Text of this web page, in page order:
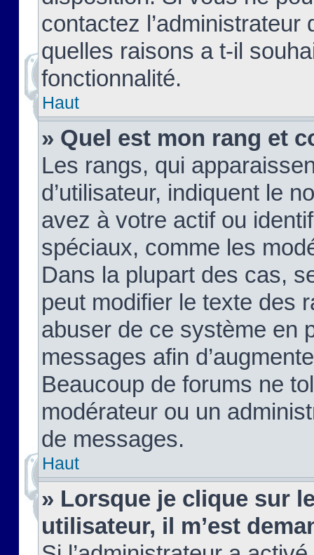
contactez
quelles raisons a t-il
fonctionnalité.
Haut
» Quel est mon rang et
Les rangs, qui
d’utilisateur, indiquent le
avez à votre actif ou
spéciaux, comme les
Dans la plupart des cas,
peut modifier le texte des
abuser de ce système en
messages afin
Beaucoup de forums ne
modérateur ou un
de messages.
Haut
» Lorsque je clique sur
utilisateur, il m’est